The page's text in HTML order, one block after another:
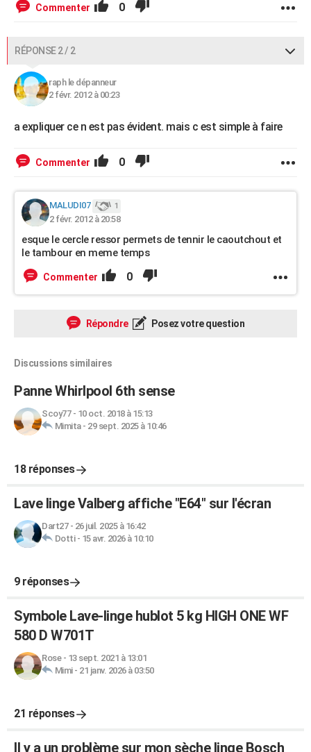
Bricolage
Lifestyle
Culture
SportAuto
Television
Voyage
Cinema
Commenter 0
RÉPONSE 2 / 2
raph le dépanneur
2 févr. 2012 à 00:23
a expliquer ce n est pas évident. mais c est simple à faire
Commenter 0
MALUDI07 1
2 févr. 2012 à 20:58
esque le cercle ressor permets de tennir le caoutchout et
le tambour en meme temps
Commenter 0
Répondre Posez votre question
Discussions similaires
Panne Whirlpool 6th sense
Scoy77- 10 oct. 2018 à 15:13
Mimita- 29 sept. 2025 à 10:46
18 réponses
Lave linge Valberg affiche "E64" sur l'écran
Dart27- 26 juil. 2025 à 16:42
Dotti- 15 avr. 2026 à 10:10
9 réponses
Symbole Lave-linge hublot 5 kg HIGH ONE WF
580 D W701T
Rose- 13 sept. 2021 à 13:01
Mimi- 21 janv. 2026 à 03:50
21 réponses
Il y a un problème sur mon sèche linge Bosch